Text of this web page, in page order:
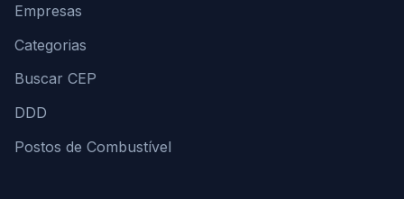
Empresas
Categorias
Buscar CEP
DDD
Postos de Combustível